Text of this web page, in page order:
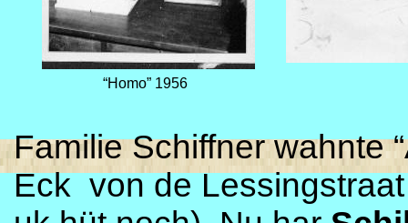
“Homo” 1956
Familie Schiffner wahnte
Eck von de